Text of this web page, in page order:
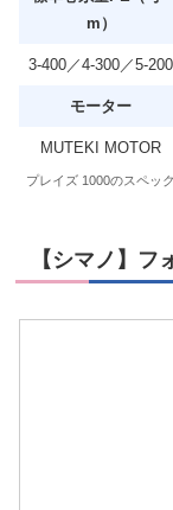
m）
3-400／4-300／5-200
モーター
MUTEKI MOTOR
プレイズ 1000のスペッ
【シマノ】フ